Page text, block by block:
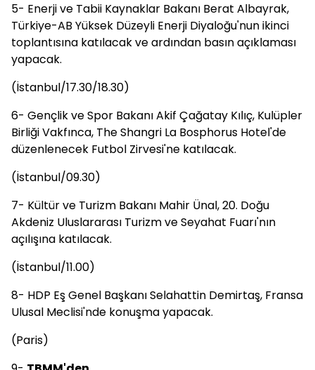
5- Enerji ve Tabii Kaynaklar Bakanı Berat Albayrak,
Türkiye-AB Yüksek Düzeyli Enerji Diyaloğu'nun ikinci
toplantısına katılacak ve ardından basın açıklaması
yapacak.
(İstanbul/17.30/18.30)
6- Gençlik ve Spor Bakanı Akif Çağatay Kılıç, Kulüpler
Birliği Vakfınca, The Shangri La Bosphorus Hotel'de
düzenlenecek Futbol Zirvesi'ne katılacak.
(İstanbul/09.30)
7- Kültür ve Turizm Bakanı Mahir Ünal, 20. Doğu
Akdeniz Uluslararası Turizm ve Seyahat Fuarı'nın
açılışına katılacak.
(İstanbul/11.00)
8- HDP Eş Genel Başkanı Selahattin Demirtaş, Fransa
Ulusal Meclisi'nde konuşma yapacak.
(Paris)